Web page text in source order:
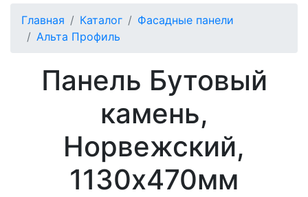
Главная Каталог
Фасадные панели
Альта Профиль
Панель Бутовый
камень,
Норвежский,
1130х470мм